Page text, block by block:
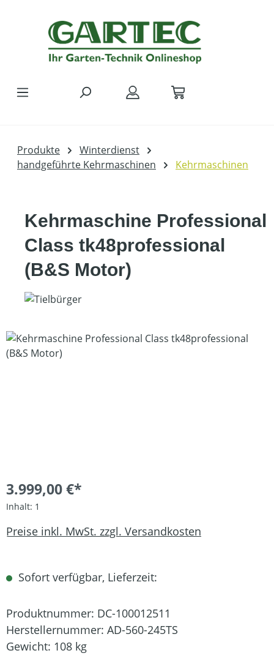
Produkte
Winterdienst
handgeführte Kehrmaschinen
Kehrmaschinen
Kehrmaschine Professional
Class tk48professional
(B&S Motor)
Bildergalerie überspringen
3.999,00 €*
Inhalt: 1
Preise inkl. MwSt. zzgl. Versandkosten
Sofort verfügbar, Lieferzeit:
Produktnummer: DC-100012511
Herstellernummer: AD-560-245TS
Gewicht: 108 kg